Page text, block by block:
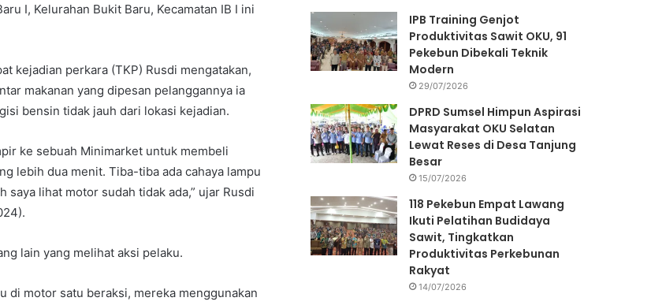
I, Kelurahan Bukit Baru, Kecamatan IB I ini
kejadian perkara (TKP) Rusdi mengatakan,
makanan yang dipesan pelanggannya ia
bensin tidak jauh dari lokasi kejadian.
ke sebuah Minimarket untuk membeli
lebih dua menit. Tiba-tiba ada cahaya lampu
saya lihat motor sudah tidak ada,” ujar Rusdi
lain yang melihat aksi pelaku.
di motor satu beraksi, mereka menggunakan
IPB Training Genjot
Produktivitas Sawit OKU, 91
Pekebun Dibekali Teknik
Modern
29/07/2026
DPRD Sumsel Himpun Aspirasi
Masyarakat OKU Selatan
Lewat Reses di Desa Tanjung
Besar
15/07/2026
118 Pekebun Empat Lawang
Ikuti Pelatihan Budidaya
Sawit, Tingkatkan
Produktivitas Perkebunan
Rakyat
14/07/2026